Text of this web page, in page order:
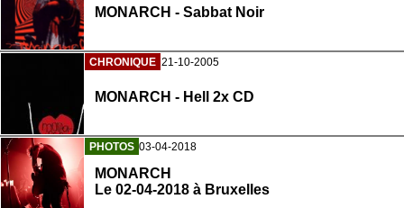
MONARCH - Sabbat Noir
CHRONIQUE 21-10-2005
MONARCH - Hell 2x CD
PHOTOS 03-04-2018
MONARCH
Le 02-04-2018 à Bruxelles